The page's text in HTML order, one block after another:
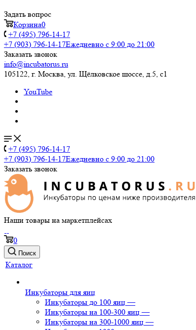
Задать вопрос
Корзина0
+7 (495) 796-14-17
+7 (903) 796-14-17Ежедневно с 9:00 до 21:00
Заказать звонок
info@incubatorus.ru
105122, г. Москва, ул. Щёлковское шоссе, д.5, с1
YouTube
+7 (495) 796-14-17
+7 (903) 796-14-17Ежедневно с 9:00 до 21:00
Заказать звонок
Наши товары на маркетплейсах
0
Поиск
Каталог
Инкубаторы для яиц
Инкубаторы до 100 яиц —
Инкубаторы на 100-300 яиц —
Инкубаторы на 300-1000 яиц —